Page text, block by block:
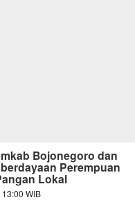
Bojonegoro dan
Perempuan
Lokal
WIB